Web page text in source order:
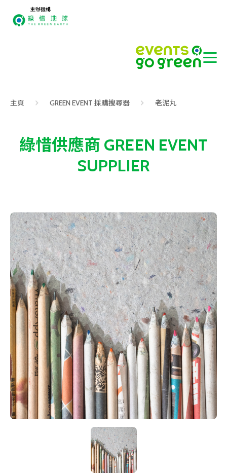
主辦機構
主頁 GREEN EVENT 採購搜尋器 老泥丸
綠惜供應商 GREEN EVENT
SUPPLIER